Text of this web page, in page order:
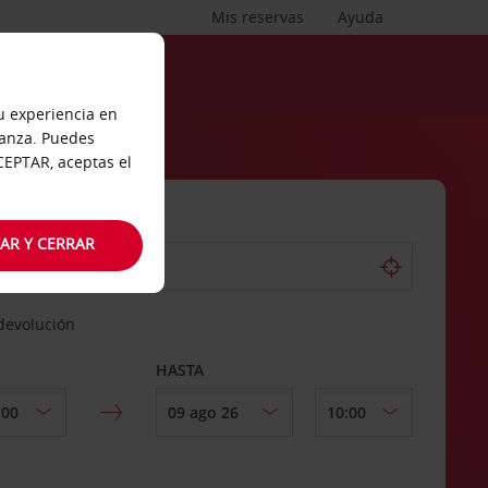
Ayuda
Mis reservas
HASTA
experiencia en
Puedes
aceptas el
Y CERRAR